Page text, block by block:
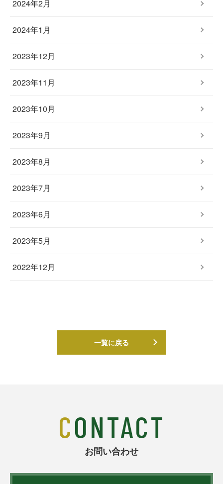
2024年2月
2024年1月
2023年12月
2023年11月
2023年10月
2023年9月
2023年8月
2023年7月
2023年6月
2023年5月
2022年12月
一覧に戻る
CONTACT
お問い合わせ